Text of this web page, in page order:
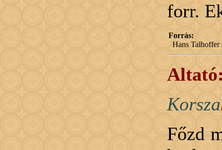
forr.
Forrás:
Hans Talhoffer
Főzd